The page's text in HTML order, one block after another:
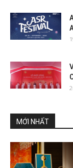
MỚI NHẤT